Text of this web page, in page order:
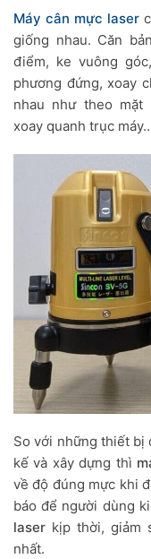
Máy cân mực laser
giống nhau. Căn
điểm, ke vuông
phương đứng, xoay
nhau như theo mặt
xoay quanh trục
So với những thiết bị
kế và xây dựng thì
về độ đúng mực khi
báo để người dùng
laser kịp thời, giảm
nhất.